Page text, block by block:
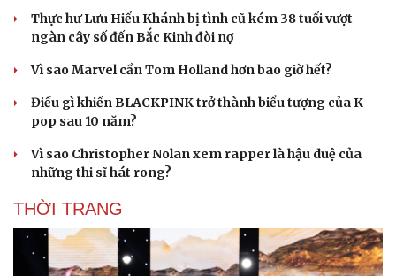
Kể chuyện cho bé
Hạt giống tâm hồn
Thực hư Lưu Hiểu Khánh bị tình cũ kém 38 tuổi vượt
ngàn cây số đến Bắc Kinh đòi nợ
Vì sao Marvel cần Tom Holland hơn bao giờ hết?
Điều gì khiến BLACKPINK trở thành biểu tượng của K-
pop sau 10 năm?
Vì sao Christopher Nolan xem rapper là hậu duệ của
những thi sĩ hát rong?
THỜI TRANG